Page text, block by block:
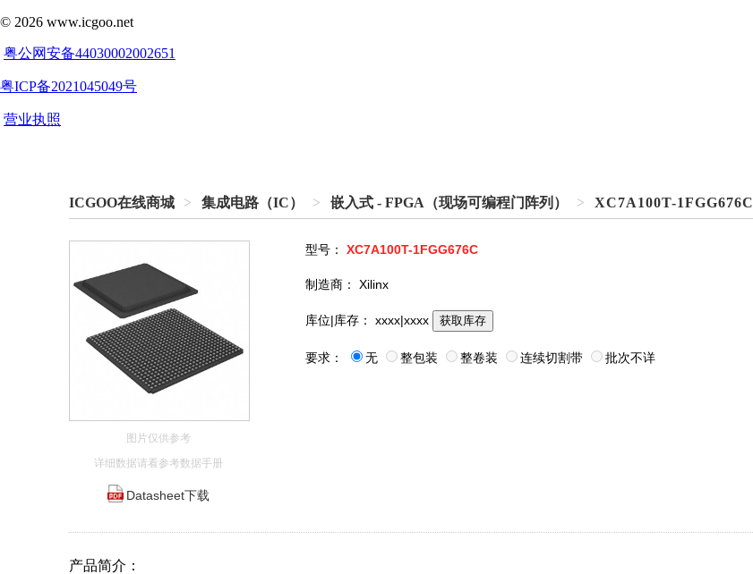
ICGOO在线商城 > 集成电路（IC） > 嵌入式 - FPGA（现场可编程门阵列） > XC7A100T-1FGG676C
图片仅供参考
详细数据请看参考数据手册
Datasheet下载
型号： XC7A100T-1FGG676C
制造商： Xilinx
库位|库存： xxxx|xxxx 获取库存
要求： 无 整包装 整卷装 连续切割带 批次不详
产品简介：